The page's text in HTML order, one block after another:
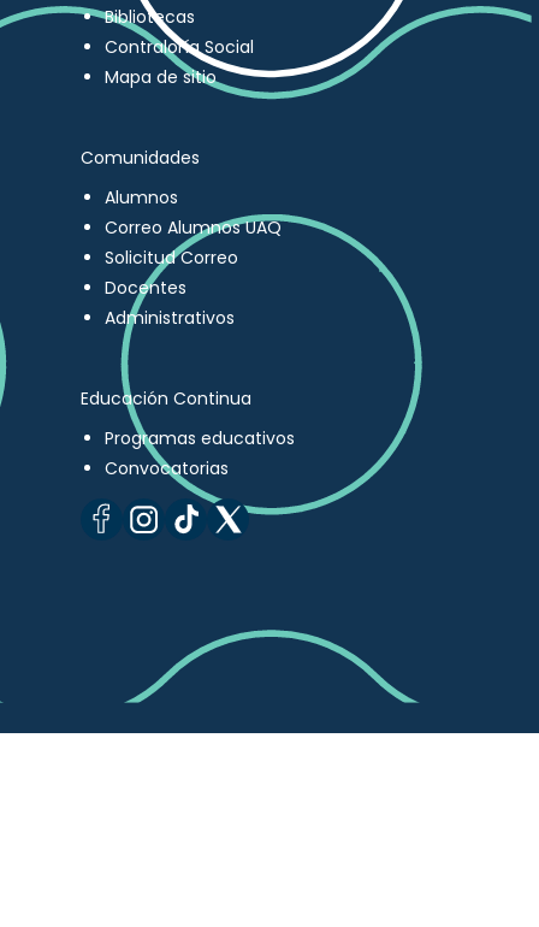
Bibliotecas
Contraloría Social
Mapa de sitio
Comunidades
Alumnos
Correo Alumnos UAQ
Solicitud Correo
Docentes
Administrativos
Educación Continua
Programas educativos
Convocatorias